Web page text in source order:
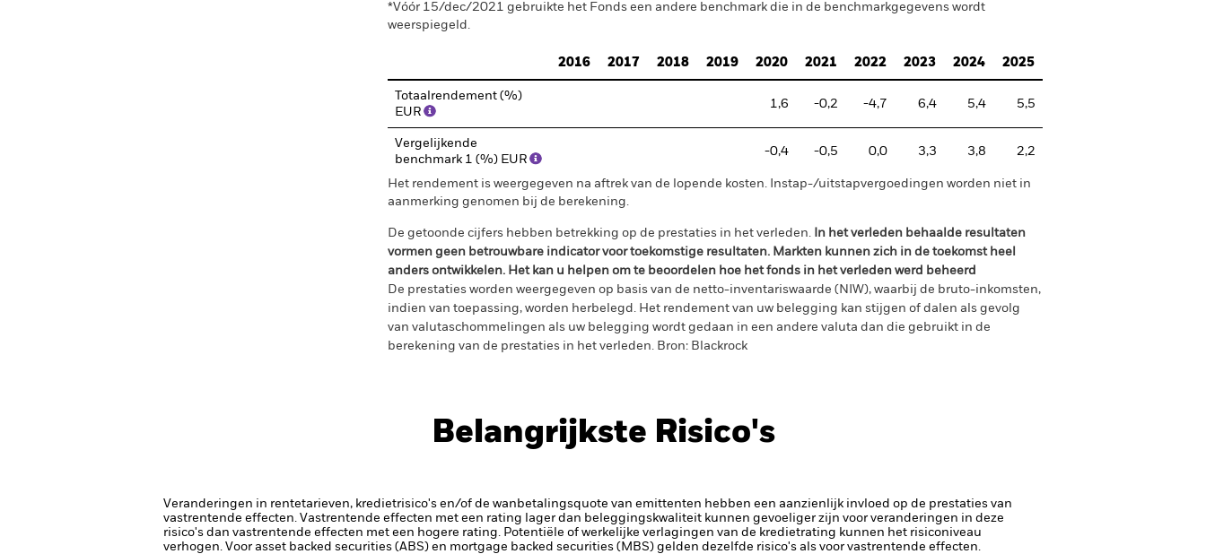
*Vóór 15/dec/2021 gebruikte het Fonds een andere benchmark die in de benchmarkgegevens wordt
weerspiegeld.
2016 2017 2018 2019 2020 2021 2022 2023 2024 2025
Totaalrendement (%)
EUR
1,6 -0,2 -4,7 6,4 5,4 5,5
Vergelijkende
benchmark 1 (%) EUR
-0,4 -0,5 0,0 3,3 3,8 2,2
Het rendement is weergegeven na aftrek van de lopende kosten. Instap-/uitstapvergoedingen worden niet in
aanmerking genomen bij de berekening.
De getoonde cijfers hebben betrekking op de prestaties in het verleden. In het verleden behaalde resultaten
vormen geen betrouwbare indicator voor toekomstige resultaten. Markten kunnen zich in de toekomst heel
anders ontwikkelen. Het kan u helpen om te beoordelen hoe het fonds in het verleden werd beheerd
De prestaties worden weergegeven op basis van de netto-inventariswaarde (NIW), waarbij de bruto-inkomsten,
indien van toepassing, worden herbelegd. Het rendement van uw belegging kan stijgen of dalen als gevolg
van valutaschommelingen als uw belegging wordt gedaan in een andere valuta dan die gebruikt in de
berekening van de prestaties in het verleden. Bron: Blackrock
Belangrijkste Risico's
Veranderingen in rentetarieven, kredietrisico's en/of de wanbetalingsquote van emittenten hebben een aanzienlijk invloed op de prestaties van
vastrentende effecten. Vastrentende effecten met een rating lager dan beleggingskwaliteit kunnen gevoeliger zijn voor veranderingen in deze
risico's dan vastrentende effecten met een hogere rating. Potentiële of werkelijke verlagingen van de kredietrating kunnen het risiconiveau
verhogen. Voor asset backed securities (ABS) en mortgage backed securities (MBS) gelden dezelfde risico's als voor vastrentende effecten.